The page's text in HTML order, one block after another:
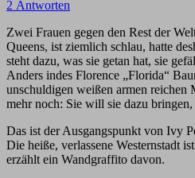
2 Antworten
Zwei Frauen gegen den Rest der
Queens, ist ziemlich schlau, hatte
steht dazu, was sie getan hat, sie
Anders indes Florence „Florida“
unschuldigen weißen armen reichen
mehr noch: Sie will sie dazu
Das ist der Ausgangspunkt von Ivy
Die heiße, verlassene Westernstadt
erzählt ein Wandgraffito davon.